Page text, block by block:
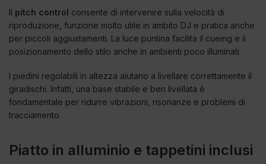
Il pitch control consente di intervenire sulla velocità di
riproduzione, funzione molto utile in ambito DJ e pratica anche
per piccoli aggiustamenti. La luce puntina facilita il cueing e il
posizionamento dello stilo anche in ambienti poco illuminati.
I piedini regolabili in altezza aiutano a livellare correttamente il
giradischi. Infatti, una base stabile e ben livellata è
fondamentale per ridurre vibrazioni, risonanze e problemi di
tracciamento.
Piatto in alluminio e tappetini inclusi